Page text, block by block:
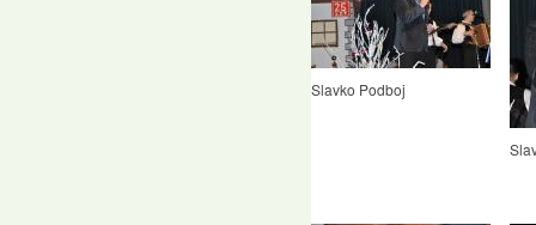
Slavko Podboj